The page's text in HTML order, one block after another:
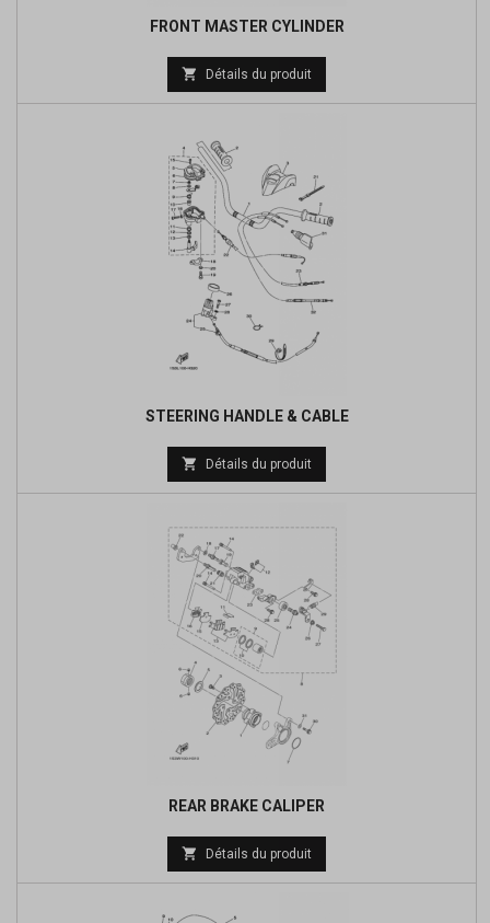
FRONT MASTER CYLINDER
Prix
de
 Détails du produit
STEERING HANDLE & CABLE
Prix
de
 Détails du produit
REAR BRAKE CALIPER
Prix
de
 Détails du produit